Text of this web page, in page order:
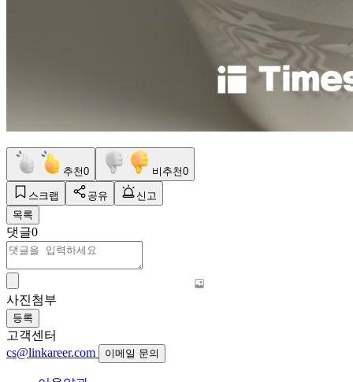
추천0 비추천0
스크랩 공유
신고
목록
댓글0
사진첨부
등록
고객센터
cs@linkareer.com
이메일 문의